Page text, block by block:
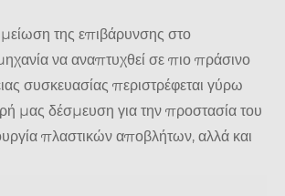
της επιβάρυνσης στο
να αναπτυχθεί σε πιο πράσινο
συσκευασίας περιστρέφεται γύρω
μας δέσμευση για την προστασία του
πλαστικών αποβλήτων, αλλά και